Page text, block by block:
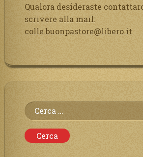
Qualora desideraste
scrivere alla mail:
colle.buonpastore@libero.it
Ricerca
per: